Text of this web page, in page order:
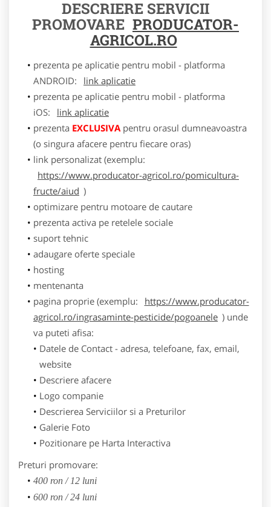
DESCRIERE SERVICII
PROMOVARE PRODUCATOR-
AGRICOL.RO
prezenta pe aplicatie pentru mobil - platforma
ANDROID:
link aplicatie
prezenta pe aplicatie pentru mobil - platforma
iOS:
link aplicatie
prezenta EXCLUSIVApentru orasul dumneavoastra
(o singura afacere pentru fiecare oras)
link personalizat (exemplu:
https://www.producator-agricol.ro/pomicultura-
fructe/aiud )
optimizare pentru motoare de cautare
prezenta activa pe retelele sociale
suport tehnic
adaugare oferte speciale
hosting
mentenanta
pagina proprie (exemplu:
https://www.producator-
agricol.ro/ingrasaminte-pesticide/pogoanele ) unde
va puteti afisa:
Datele de Contact - adresa, telefoane, fax, email,
website
Descriere afacere
Logo companie
Descrierea Serviciilor si a Preturilor
Galerie Foto
Pozitionare pe Harta Interactiva
Preturi promovare:
400 ron / 12 luni
600 ron / 24 luni